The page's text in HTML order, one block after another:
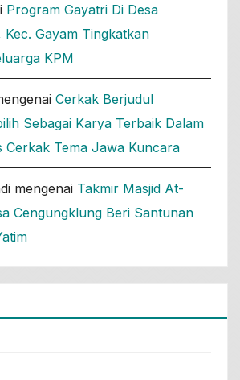
Program Gayatri Di Desa
Gayam Tingkatkan
KPM
Cerkak Berjudul
Sebagai Karya Terbaik Dalam
Cerkak Tema Jawa Kuncara
mengenai Takmir Masjid At-
Cengungklung Beri Santunan